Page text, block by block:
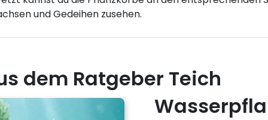
und Gedeihen zusehen.
dem Ratgeber Teich